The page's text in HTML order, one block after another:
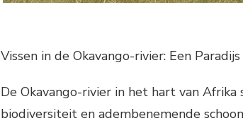
Vissen in de Okavango-rivier: Een
De Okavango-rivier in het hart van
biodiversiteit en adembenemende